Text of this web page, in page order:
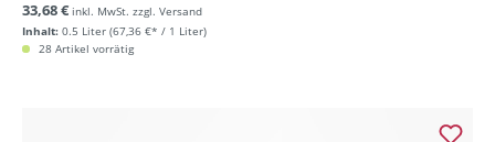
Inhalt: 0.5 Liter (67,36 €* / 1 Liter)
33,68 € inkl. MwSt. zzgl. Versand
28 Artikel vorrätig